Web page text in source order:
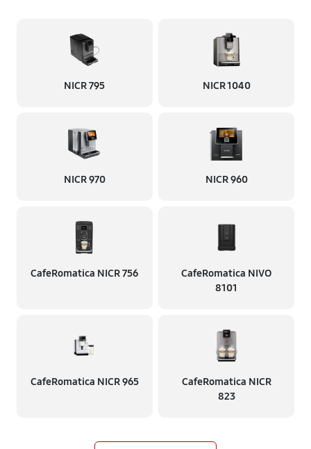
NICR 795 NICR 1040
NICR 970 NICR 960
CafeRomatica NICR 756
CafeRomatica NIVO
8101
CafeRomatica NICR 965
CafeRomatica NICR
823